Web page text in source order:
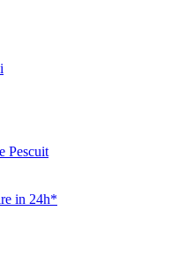
Pescuit
in 24h*